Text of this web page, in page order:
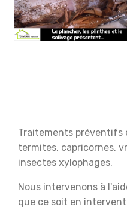
Traitements
termites, capricornes,
insectes xylophages.
Nous intervenons à
que ce soit en